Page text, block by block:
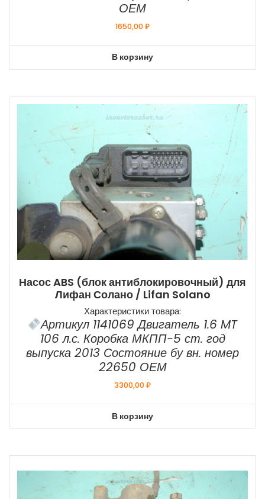
ОЕМ
1650,00₽
В корзину
Насос ABS (блок антиблокировочный) для
Лифан Солано / Lifan Solano
Характеристики товара:
Артикул 1141069 Двигатель 1.6 MT
106 л.с. Коробка МКПП-5 ст. год
выпуска 2013 Состояние бу вн. номер
22650 ОЕМ
3300,00₽
В корзину